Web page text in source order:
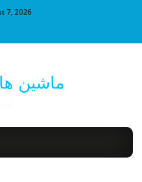
7, 2026
ماشین